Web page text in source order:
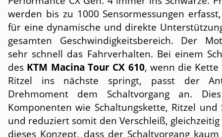
werden bis zu 1000 Sensormessungen
für eine dynamische und direkte
gesamten Geschwindigkeitsbereich. Der
sehr schnell das Fahrverhalten. Bei einem
des KTM Macina Tour CX 610, wenn die
Ritzel ins nächste springt, passt der
Drehmoment dem Schaltvorgang an.
Komponenten wie Schaltungskette, Ritzel und
und reduziert somit den Verschleiß,
dieses Konzept, dass der Schaltvorgang